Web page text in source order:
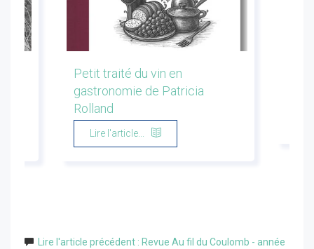
Petit traité du vin en
gastronomie de Patricia
Rolland
Lire l'article...
Lire l'article précédent : Revue Au fil du Coulomb - année